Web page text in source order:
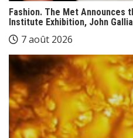
Fashion. The Met Announces
Institute Exhibition, John
7 août 2026